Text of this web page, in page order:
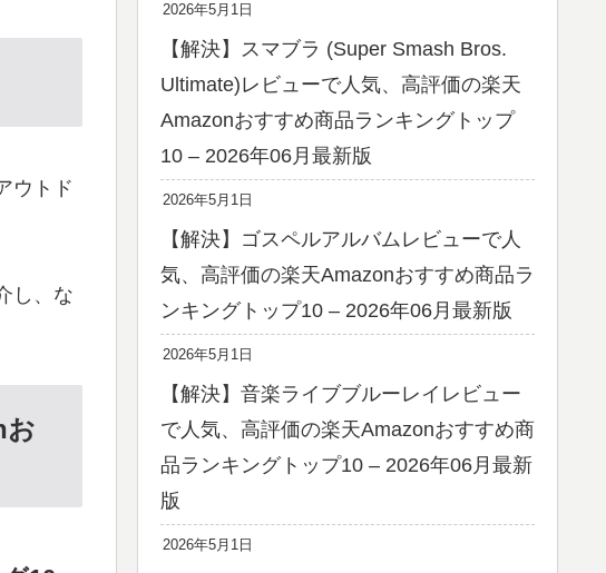
ウトド
し、な
お
2026年5月1日
【解決】スマブラ (Super Smash Bros.
Ultimate)レビューで人気、高評価の楽天
Amazonおすすめ商品ランキングトップ
10 – 2026年06月最新版
2026年5月1日
【解決】ゴスペルアルバムレビューで人
気、高評価の楽天Amazonおすすめ商品ラ
ンキングトップ10 – 2026年06月最新版
2026年5月1日
【解決】音楽ライブブルーレイレビュー
で人気、高評価の楽天Amazonおすすめ商
品ランキングトップ10 – 2026年06月最新
版
2026年5月1日